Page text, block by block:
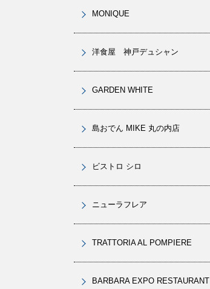
MONIQUE
洋食屋 神戸デュシャン
GARDEN WHITE
島おでん MIKE 丸の内店
ビストロ シロ
ニューラフレア
TRATTORIA AL POMPIERE
BARBARA EXPO RESTAURANT